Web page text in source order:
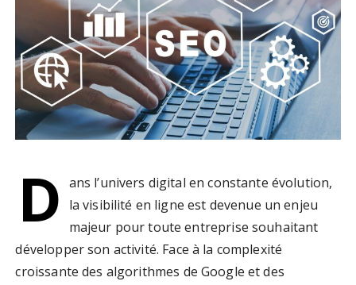
D ans l’univers digital en constante évolution,
la visibilité en ligne est devenue un enjeu
majeur pour toute entreprise souhaitant
développer son activité. Face à la complexité
croissante des algorithmes de Google et des